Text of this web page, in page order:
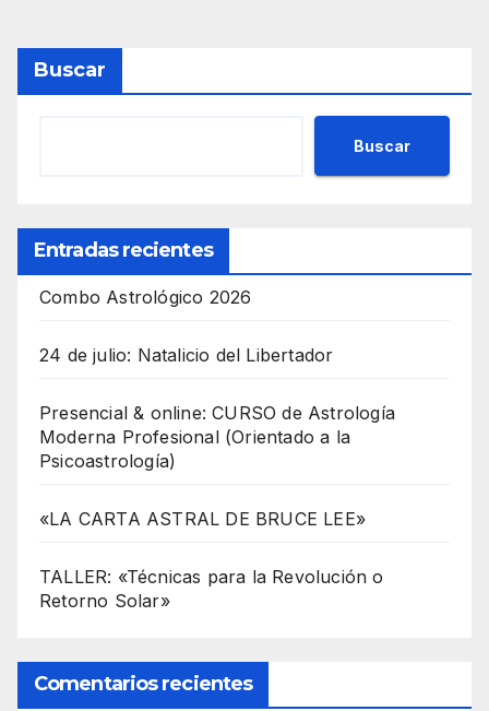
Buscar
Buscar
Entradas recientes
Combo Astrológico 2026
24 de julio: Natalicio del Libertador
Presencial & online: CURSO de Astrología
Moderna Profesional (Orientado a la
Psicoastrología)
«LA CARTA ASTRAL DE BRUCE LEE»
TALLER: «Técnicas para la Revolución o
Retorno Solar»
Comentarios recientes